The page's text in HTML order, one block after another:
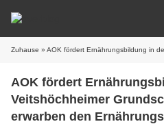
Zuhause » AOK fördert Ernährungsbildung in der Veitshöchheimer
AOK fördert
Veitshöchheimer
erwarben den